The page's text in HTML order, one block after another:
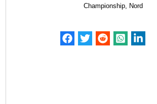
Championship, Nord